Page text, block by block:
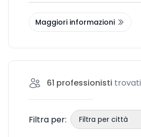
si adatta alle tue esigenze.
Maggiori informazioni
61 professionisti trovati
Filtra per: Filtra per città